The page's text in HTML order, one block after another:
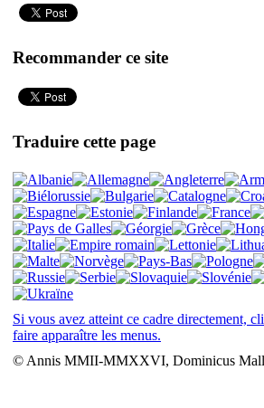
Recommander ce site
Traduire cette page
Si vous avez atteint ce cadre directement,
faire apparaître les menus.
© Annis MMII-MMXXVI, Dominicus